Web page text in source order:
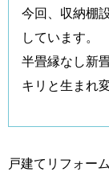
今回、収納棚
しています。
半畳縁なし新
キリと生まれ
戸建てリフォー